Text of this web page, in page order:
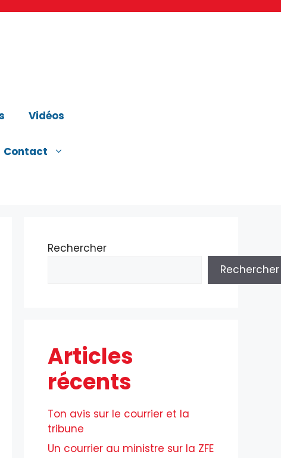
Vidéos
Contact
Rechercher
Rechercher
Articles
récents
Ton avis sur le courrier et la
tribune
Un courrier au ministre sur la ZFE